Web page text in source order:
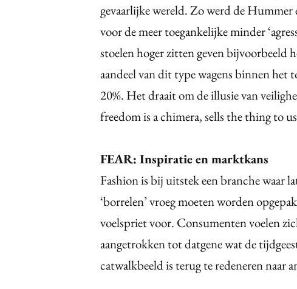
gevaarlijke wereld. Zo werd de
voor de meer toegankelijke minder
stoelen hoger zitten geven bijvoorbeeld
aandeel van dit type wagens binnen het
20%. Het draait om de illusie van
freedom is a chimera, sells the thing to
FEAR: Inspiratie en marktkans
Fashion is bij uitstek een branche waar
‘borrelen’ vroeg moeten worden
voelspriet voor. Consumenten voelen
aangetrokken tot datgene wat de
catwalkbeeld is terug te redeneren naar